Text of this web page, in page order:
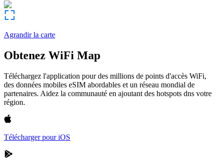
Agrandir la carte
Obtenez WiFi Map
Téléchargez l'application pour des millions de points d'accès WiFi,
des données mobiles eSIM abordables et un réseau mondial de
partenaires. Aidez la communauté en ajoutant des hotspots dns votre
région.
Télécharger pour iOS